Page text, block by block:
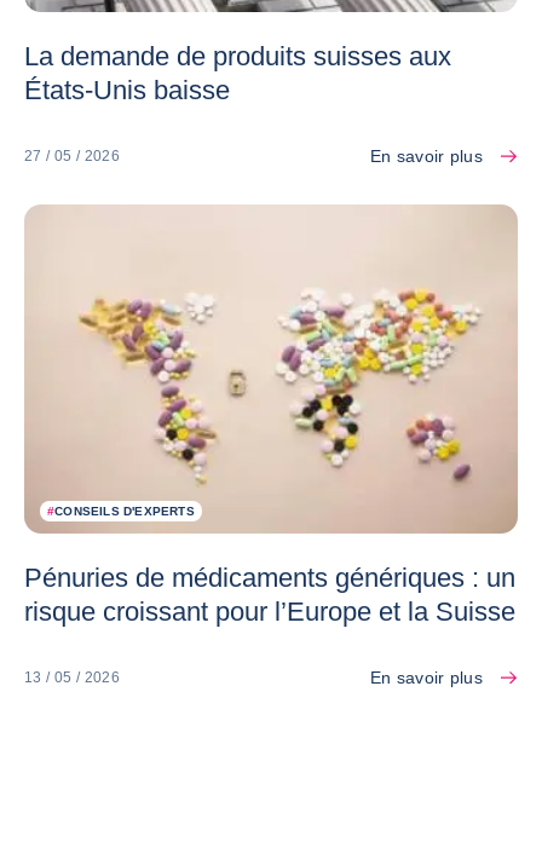
La demande de produits suisses aux
États-Unis baisse
27 / 05 / 2026 En savoir plus
#CONSEILS D'EXPERTS
Pénuries de médicaments génériques : un
risque croissant pour l’Europe et la Suisse
13 / 05 / 2026 En savoir plus